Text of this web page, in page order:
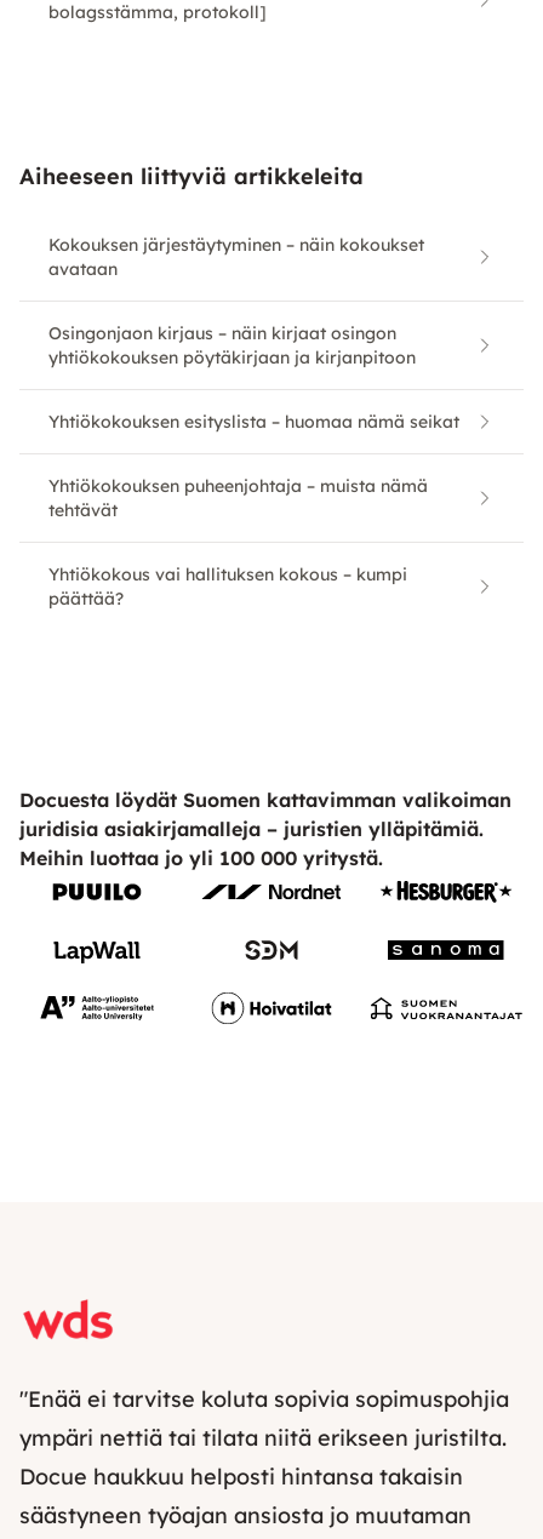
bolagsstämma, protokoll]
Aiheeseen liittyviä artikkeleita
Kokouksen järjestäytyminen – näin kokoukset
avataan
Osingonjaon kirjaus – näin kirjaat osingon
yhtiökokouksen pöytäkirjaan ja kirjanpitoon
Yhtiökokouksen esityslista – huomaa nämä seikat
Yhtiökokouksen puheenjohtaja – muista nämä
tehtävät
Yhtiökokous vai hallituksen kokous – kumpi
päättää?
Docuesta löydät Suomen kattavimman valikoiman
juridisia asiakirjamalleja – juristien ylläpitämiä.
Meihin luottaa jo yli 100 000 yritystä.
"Enää ei tarvitse koluta sopivia sopimuspohjia
ympäri nettiä tai tilata niitä erikseen juristilta.
Docue haukkuu helposti hintansa takaisin
säästyneen työajan ansiosta jo muutaman